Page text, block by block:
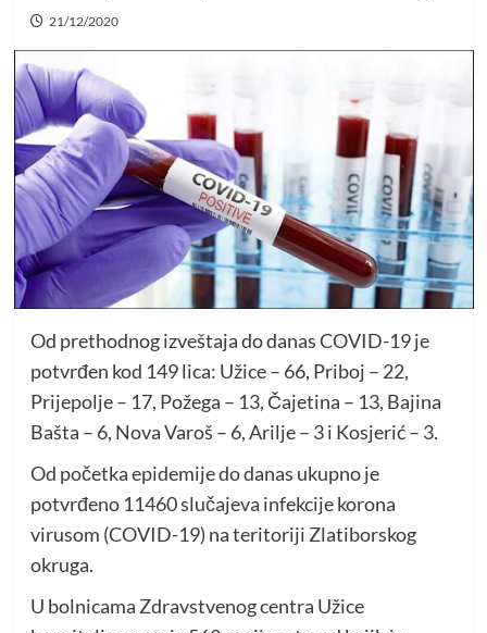
21/12/2020
Od prethodnog izveštaja do danas COVID-19 je
potvrđen kod 149 lica: Užice – 66, Priboj – 22,
Prijepolje – 17, Požega – 13, Čajetina – 13, Bajina
Bašta – 6, Nova Varoš – 6, Arilje – 3 i Kosjerić – 3.
Od početka epidemije do danas ukupno je
potvrđeno 11460 slučajeva infekcije korona
virusom (COVID-19) na teritoriji Zlatiborskog
okruga.
U bolnicama Zdravstvenog centra Užice